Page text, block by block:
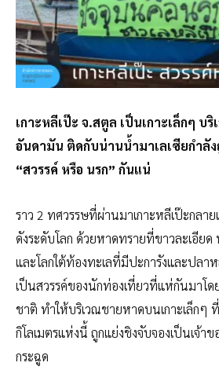
เกาะหลีเป๊ะ จ.สตูล เป็นเกาะเล็กๆ บ
อันดามัน ติดกับน่านน้ำมาเลเซียกำลั
“สวรรค์ หรือ นรก” กันแน่
ราว 2 ทศวรรษที่ผ่านมาเกาะหลีเป๊ะกลา
ดังระดับโลก ด้วยหาดทรายที่ขาวละเอียด
และโลกใต้ท้องทะเลที่มีปะการังและปล
เป็นสวรรค์ของนักท่องเที่ยวที่แห่กันมาโด
ชาติ ทำให้บริเวณชายหาดบนเกาะเล็กๆ
กิโลเมตรแห่งนี้ ถูกแย่งชิงจับจองเป็นเจ้า
กระฉูด